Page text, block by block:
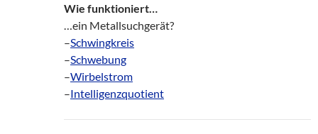
Wie funktioniert…
…ein Metallsuchgerät?
–Schwingkreis
–Schwebung
–Wirbelstrom
–Intelligenzquotient